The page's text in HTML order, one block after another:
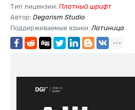
Тип лицензии: Платный шрифт
Автор: Degarism Studio
Поддерживаемые языки:Латиница